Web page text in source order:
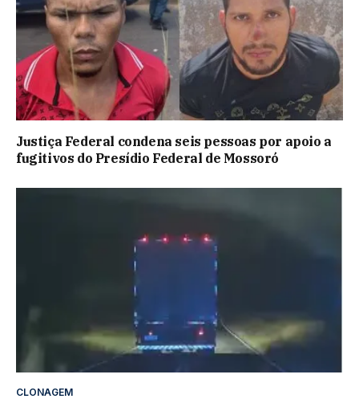
Justiça Federal condena seis pessoas por apoio a
fugitivos do Presídio Federal de Mossoró
CLONAGEM